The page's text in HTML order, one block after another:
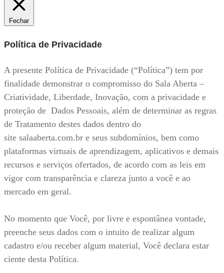
Fechar
Política de Privacidade
A presente Política de Privacidade (“Política”) tem por
finalidade demonstrar o compromisso do Sala Aberta –
Criatividade, Liberdade, Inovação, com a privacidade e
proteção de Dados Pessoais, além de determinar as regras
de Tratamento destes dados dentro do
site salaaberta.com.br e seus subdomínios, bem como
plataformas virtuais de aprendizagem, aplicativos e demais
recursos e serviços ofertados, de acordo com as leis em
vigor com transparência e clareza junto a você e ao
mercado em geral.
No momento que Você, por livre e espontânea vontade,
preenche seus dados com o intuito de realizar algum
cadastro e/ou receber algum material, Você declara estar
ciente desta Política.